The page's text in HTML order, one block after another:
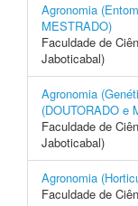
Agronomia
MESTRADO)
Faculdade de
Jaboticabal)
Agronomia
(DOUTORADO e
Faculdade de
Jaboticabal)
Agronomia
Faculdade de